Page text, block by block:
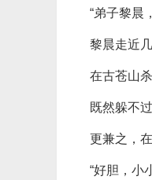
“弟子黎晨
黎晨走近
在古苍山
既然躲不
更兼之，
“好胆，小